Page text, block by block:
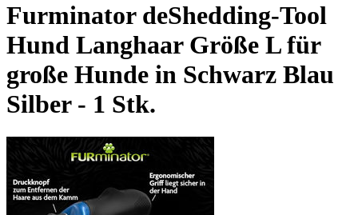
Furminator deShedding-Tool
Hund Langhaar Größe L für
große Hunde in Schwarz Blau
Silber - 1 Stk.